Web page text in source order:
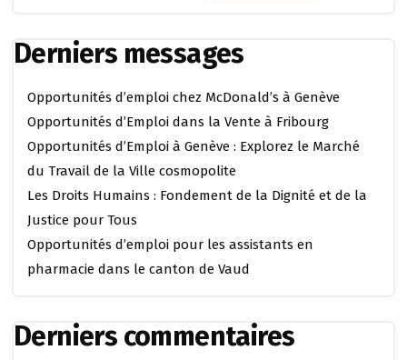
Derniers messages
Opportunités d’emploi chez McDonald’s à Genève
Opportunités d’Emploi dans la Vente à Fribourg
Opportunités d’Emploi à Genève : Explorez le Marché
du Travail de la Ville cosmopolite
Les Droits Humains : Fondement de la Dignité et de la
Justice pour Tous
Opportunités d’emploi pour les assistants en
pharmacie dans le canton de Vaud
Derniers commentaires